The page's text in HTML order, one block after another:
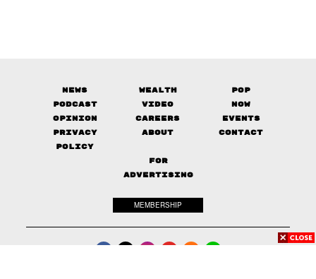
News Wealth
Pop
Podcast
Video
Now
Opinion
Careers
Events
Privacy
Policy
About Contact
FOR
ADVERTISING
MEMBERSHIP